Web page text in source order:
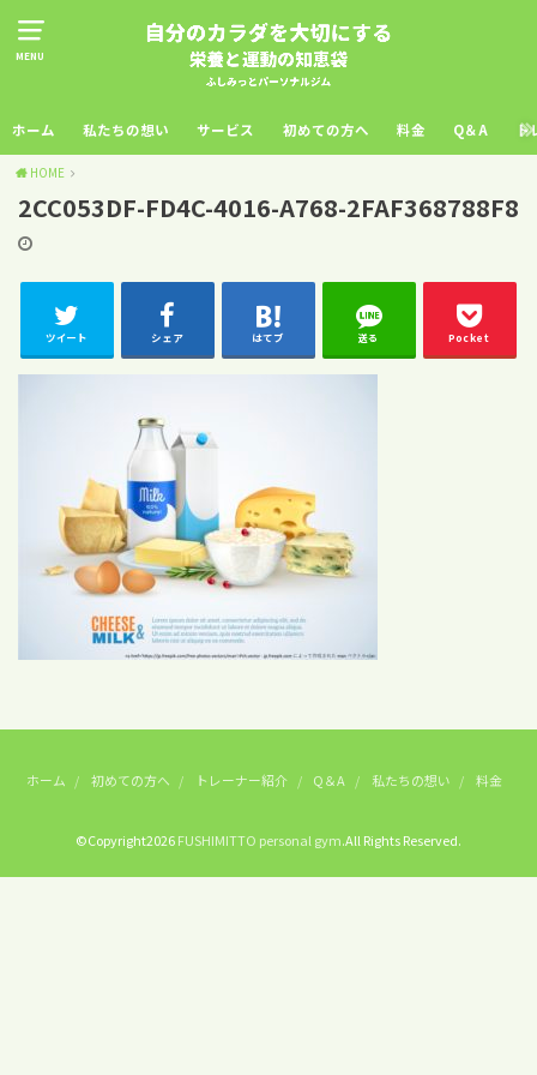
MENU
ホーム 私たちの想い サービス 初めての方へ 料金 Q＆A ト
HOME
2CC053DF-FD4C-4016-A768-2FAF368788F8
ツイート シェア はてブ 送る Pocket
ホーム 初めての方へ トレーナー紹介 Q＆A 私たちの想い 料金
©Copyright2026FUSHIMITTO personal gym.All Rights Reserved.